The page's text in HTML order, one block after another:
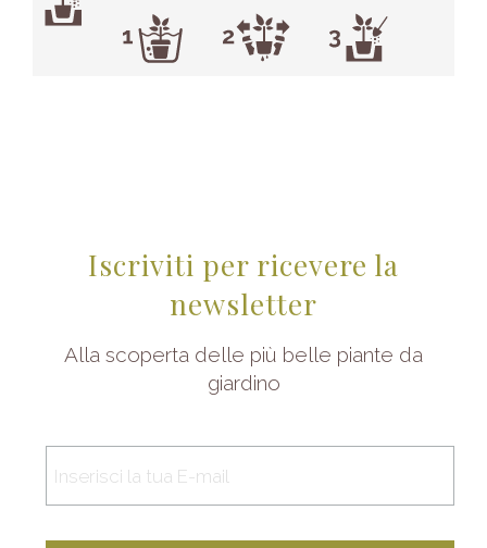
Iscriviti per ricevere la
newsletter
Alla scoperta delle più belle piante da
giardino